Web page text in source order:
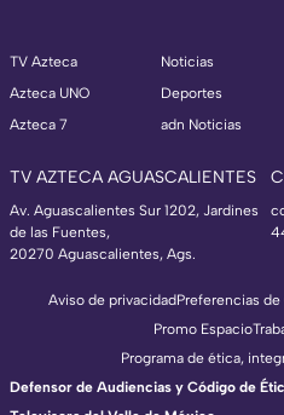
TV Azteca
Azteca UNO
Azteca 7
Noticias
Deportes
adn Noticias
TV AZTECA AGUASCALIENTES
Av. Aguascalientes Sur 1202, Jardines
de las Fuentes,
20270 Aguascalientes, Ags.
Aviso de privacidadPreferencias de
Promo Espacio
Programa de ética,
Defensor de Audiencias y Código de